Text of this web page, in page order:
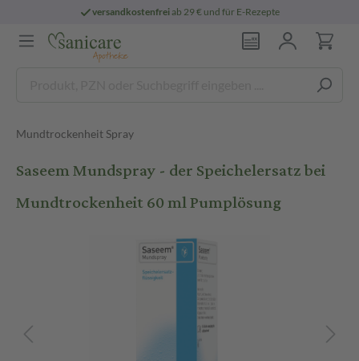
versandkostenfreiab 29 € und für E-Rezepte
Mundtrockenheit Spray
Saseem Mundspray - der Speichelersatz bei
Mundtrockenheit 60 ml Pumplösung